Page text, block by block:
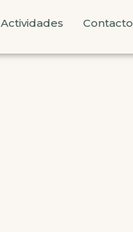
Actividades Contacto